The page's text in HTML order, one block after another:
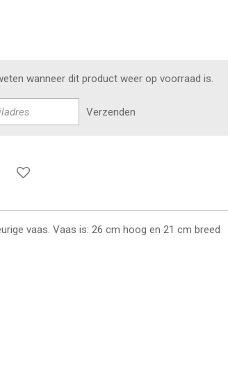
wanneer dit product weer op voorraad is.
Verzenden
vaas. Vaas is: 26 cm hoog en 21 cm breed